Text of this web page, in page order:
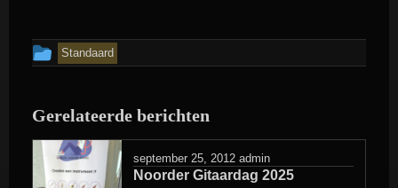
Dit
geplaatst
in
Standaard
Gerelateerde berichten
september 25, 2012 admin
Noorder Gitaardag 2025